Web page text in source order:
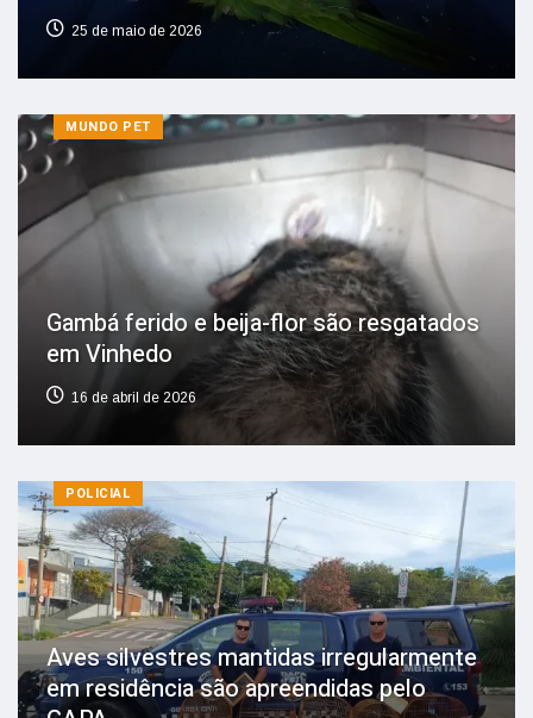
25 de maio de 2026
MUNDO PET
Gambá ferido e beija-flor são resgatados
em Vinhedo
16 de abril de 2026
POLICIAL
Aves silvestres mantidas irregularmente
em residência são apreendidas pelo